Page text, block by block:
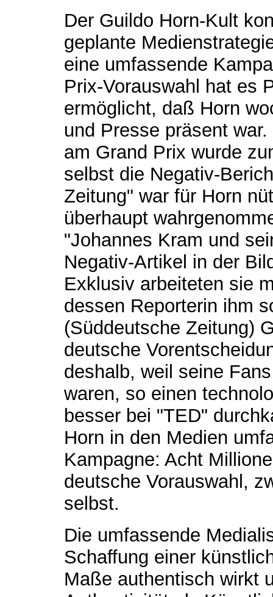
Der Guildo Horn-Kult
geplante
eine umfassende
Prix-Vorauswahl hat es
ermöglicht, daß Horn
und Presse präsent
am Grand Prix wurde
selbst die Negativ-
Zeitung" war für Horn
überhaupt
"Johannes Kram und
Negativ-Artikel in der
Exklusiv arbeiteten sie
dessen Reporterin ihm
(Süddeutsche Zeitung)
deutsche
deshalb, weil seine
waren, so einen
besser bei "TED"
Horn in den Medien
Kampagne: Acht
deutsche Vorauswahl,
selbst.
Die umfassende
Schaffung einer
Maße authentisch wirkt